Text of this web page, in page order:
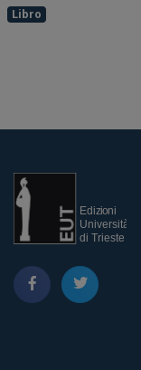
Libro